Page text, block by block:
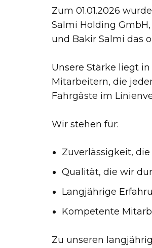
Zum 01.01.2026
Salmi Holding
und Bakir Salmi das
Unsere Stärke liegt
Mitarbeitern, die
Fahrgäste im
Wir stehen für:
Zuverlässigkeit,
Qualität, die wir
Langjährige
Kompetente
Zu unseren